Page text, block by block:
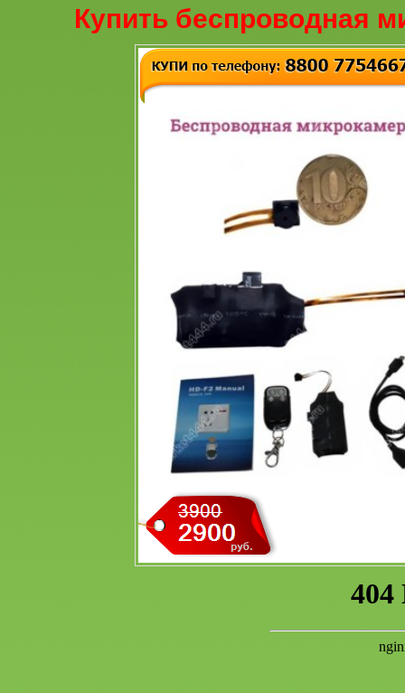
Купить беспроводная